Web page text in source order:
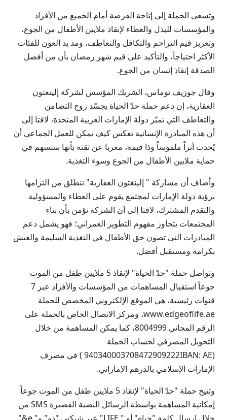
وتسعى الحملة إلى إتاحة الفرصة أمام الجميع من الأفراد
والمؤسسات للبذل والعطاء لإنقاذ ملايين الأطفال من الجوع،
وتعزيز قيم التراحم والتكافل والتعاطف، ومد يد العون للفئات
الأكثر احتياجاً، والتأكيد على قيم شهر رمضان بأن من أفضل
الصدقة إنقاذ إنسان من الجوع.
وقال جوزيف توماس، الشريك المؤسس لشركة إلينغتون
العقارية، إن دعم حملة حدّ الحياة يجسّد روح التضامن
والتعاطف التي تميّز دولة الإمارات العربية المتحدة، لافتا إلى
أن هذه المبادرة الإنسانية تعكس كيف يمكن للعمل الجماعي أن
يُحدث أثراً ملموساً وذا قيمة، معربا عن ثقته بأنها ستسهم في
حماية ملايين الأطفال من الجوع وسوء التغذية.
وأضاف أن مشاركة " إلينغتون العقارية" تنطلق من التزامها
برؤية دولة الإمارات لمجتمع يقوم على العطاء والمسؤولية
والتقدم المشترك، لافتا إلى أن الشركة تؤمن بأن بناء
المجتمعات يتجاوز مفهوم التطوير العمراني؛ فهو يشمل دعم
المبادرات التي تصون حق الأطفال في التغذية السليمة والعيش
بكرامة ومستقبل أفضل.
وتواصل حملة "حدّ الحياة" لإنقاذ 5 ملايين طفل من الموت
جوعاً استقبال المساهمات من المؤسسات والأفراد عبر 7
قنوات رئيسية، هي الموقع الإلكتروني المخصص للحملة
www.edgeoflife.ae، ومركز الاتصال الخاص بالحملة على
الرقم المجاني 8004999، كما يمكن المساهمة من خلال
التحويل المصرفي لحساب الحملة
(940340003708472909222IBAN: AE ) في مصرف
الإمارات الإسلامي بالدرهم الإماراتي.
وتتيح حملة "حدّ الحياة" لإنقاذ 5 ملايين طفل من الموت جوعاً
إمكانية المساهمة بواسطة الرسائل النصية القصيرة SMS من